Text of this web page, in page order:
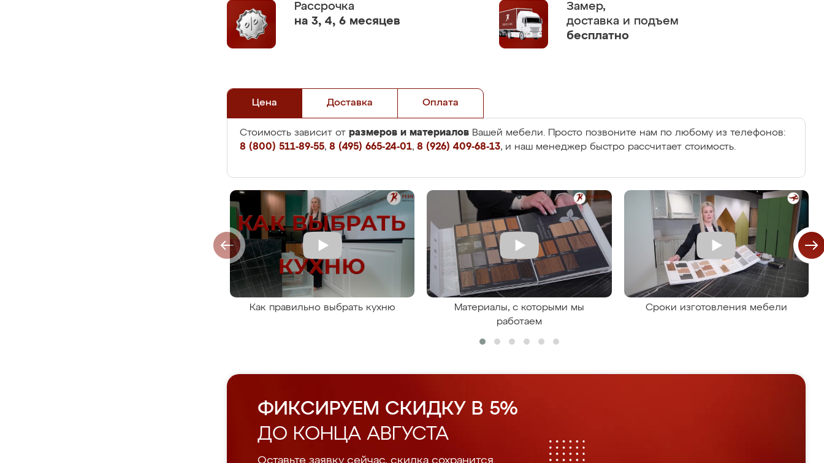
Рассрочка
на 3, 4, 6 месяцев
Замер,
доставка и подъем
бесплатно
Цена Доставка Оплата
Стоимость зависит от размеров и материалов Вашей мебели. Просто позвоните нам по любому из телефонов:
8 (800) 511-89-55, 8 (495) 665-24-01, 8 (926) 409-68-13, и наш менеджер быстро рассчитает стоимость.
Как правильно выбрать кухню
Материалы, с которыми мы
работаем
Сроки изготовления мебели
ФИКСИРУЕМ СКИДКУ В 5%
ДО КОНЦА АВГУСТА
Оставьте заявку сейчас, скидка сохранится.